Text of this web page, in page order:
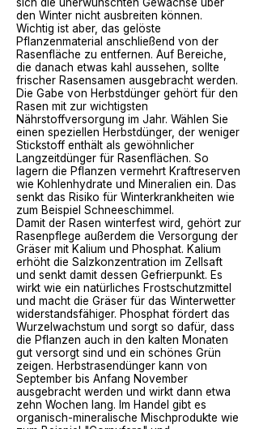
den Winter nicht ausbreiten können.
Wichtig ist aber, das gelöste
Pflanzenmaterial anschließend von der
Rasenfläche zu entfernen. Auf Bereiche,
die danach etwas kahl aussehen, sollte
frischer Rasensamen ausgebracht werden.
Die Gabe von Herbstdünger gehört für den
Rasen mit zur wichtigsten
Nährstoffversorgung im Jahr. Wählen Sie
einen speziellen Herbstdünger, der weniger
Stickstoff enthält als gewöhnlicher
Langzeitdünger für Rasenflächen. So
lagern die Pflanzen vermehrt Kraftreserven
wie Kohlenhydrate und Mineralien ein. Das
senkt das Risiko für Winterkrankheiten wie
zum Beispiel Schneeschimmel .
Damit der Rasen winterfest wird, gehört zur
Rasenpflege außerdem die Versorgung der
Gräser mit Kalium und Phosphat. Kalium
erhöht die Salzkonzentration im Zellsaft
und senkt damit dessen Gefrierpunkt. Es
wirkt wie ein natürliches Frostschutzmittel
und macht die Gräser für das Winterwetter
widerstandsfähiger. Phosphat fördert das
Wurzelwachstum und sorgt so dafür, dass
die Pflanzen auch in den kalten Monaten
gut versorgt sind und ein schönes Grün
zeigen. Herbstrasendünger kann von
September bis Anfang November
ausgebracht werden und wirkt dann etwa
zehn Wochen lang. Im Handel gibt es
organisch-mineralische Mischprodukte wie